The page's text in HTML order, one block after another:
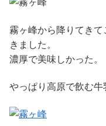
霧ヶ峰から降りてき
きました。
濃厚で美味しかった。
やっぱり高原で飲む牛